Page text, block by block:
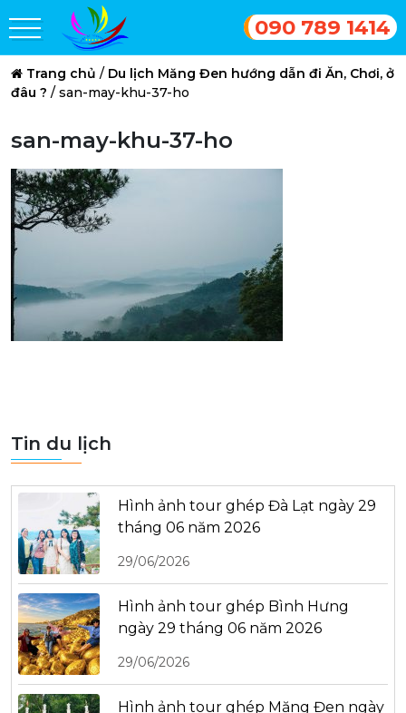
090 789 1414
Trang chủ / Du lịch Măng Đen hướng dẫn đi Ăn, Chơi, ở
đâu ? / san-may-khu-37-ho
san-may-khu-37-ho
Tin du lịch
Hình ảnh tour ghép Đà Lạt ngày 29
tháng 06 năm 2026
29/06/2026
Hình ảnh tour ghép Bình Hưng
ngày 29 tháng 06 năm 2026
29/06/2026
Hình ảnh tour ghép Măng Đen ngày